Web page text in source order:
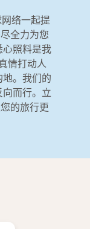
络一起提
全力为您
心照料是我
情打动人
。我们的
而行。立
的旅行更